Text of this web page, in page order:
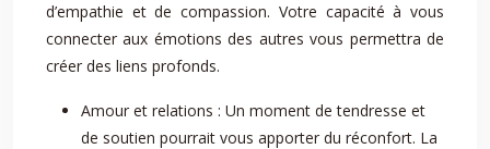
d’empathie et de compassion. Votre capacité à vous
connecter aux émotions des autres vous permettra de
créer des liens profonds.
Amour et relations : Un moment de tendresse et
de soutien pourrait vous apporter du réconfort. La